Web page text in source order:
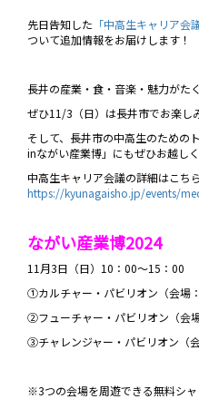
先日告知した 「中高生キャリア会
ついて追加情報をお届けします！
長井の産業・食・音楽・魅力がた
ぜひ11/3（日）は長井市でお楽し
そして、長井市の中高生のための
inながい産業博」にもぜひお越しく
中高生キャリア会議の詳細はこ
https://kyunagaisho.jp/events/
ながい産業博2024
11月3日（日）10：00～15：00
①カルチャー・パビリオン（会場
②フューチャー・パビリオン（会
③チャレンジャー・パビリオン（
※3つの会場を周遊できる無料シ